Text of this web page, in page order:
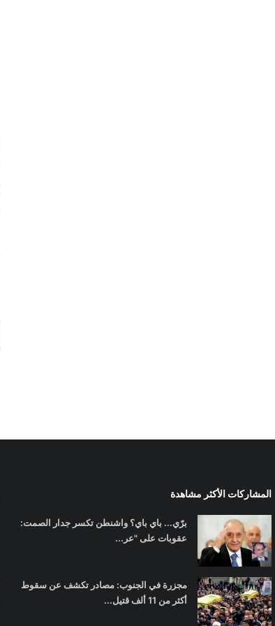
المشاركات الأكثر مشاهدة
برّي... باي باي؟ واشنطن تكسر جدار الصمت:
عقوبات على "عر...
مجزرة في الجنوب: مصادر تكشف عن سقوط
أكثر من 11 ألف قتيل...